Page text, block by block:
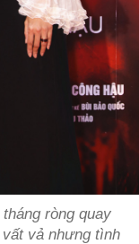
ròng quay
vả nhưng tình